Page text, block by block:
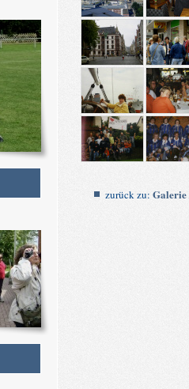
zurück zu: